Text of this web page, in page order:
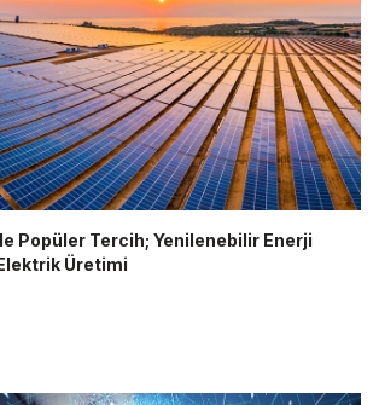
Tercih; Yenilenebilir Enerji
Üretimi